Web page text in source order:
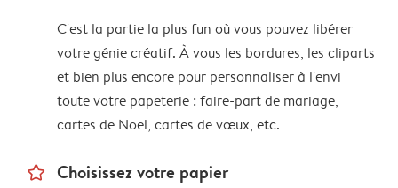
C'est la partie la plus fun où vous pouvez libérer
votre génie créatif. À vous les bordures, les cliparts
et bien plus encore pour personnaliser à l'envi
toute votre papeterie : faire-part de mariage,
cartes de Noël, cartes de vœux, etc.
star_outline Choisissez votre papier